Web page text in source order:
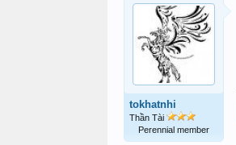
tokhatnhi
Thần Tài
Perennial member